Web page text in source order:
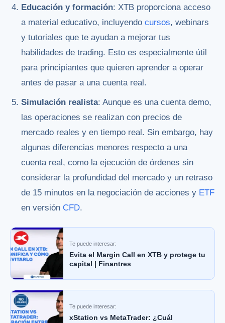
Educación y formación: XTB proporciona acceso
a material educativo, incluyendocursos, webinars
y tutoriales que te ayudan a mejorar tus
habilidades de trading. Esto es especialmente útil
para principiantes que quieren aprender a operar
antes de pasar a una cuenta real.
Simulación realista: Aunque es una cuenta demo,
las operaciones se realizan con precios de
mercado reales y en tiempo real. Sin embargo, hay
algunas diferencias menores respecto a una
cuenta real, como la ejecución de órdenes sin
considerar la profundidad del mercado y un retraso
de 15 minutos en la negociación de acciones y ETF
en versión CFD.
Te puede interesar:
Evita el Margin Call en XTB y protege tu
capital | Finantres
Te puede interesar:
xStation vs MetaTrader: ¿Cuál